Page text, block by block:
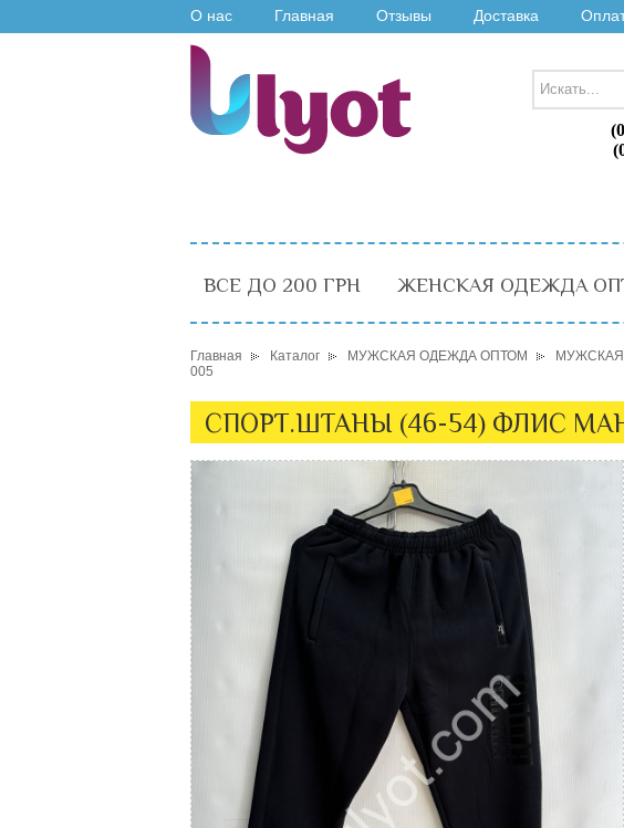
О нас Главная Отзывы Доставка
ВСЕ ДО 200 ГРН ЖЕНСКАЯ ОДЕЖДА
Главная Каталог МУЖСКАЯ ОДЕЖДА ОПТОМ
005
СПОРТ.ШТАНЫ (46-54) ФЛИС